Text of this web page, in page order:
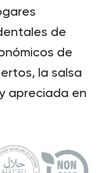
de
de
la salsa
apreciada en